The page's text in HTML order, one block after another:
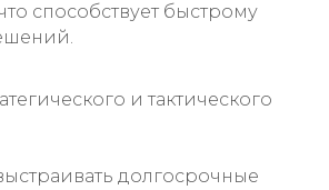
способствует быстрому
и тактического
долгосрочные